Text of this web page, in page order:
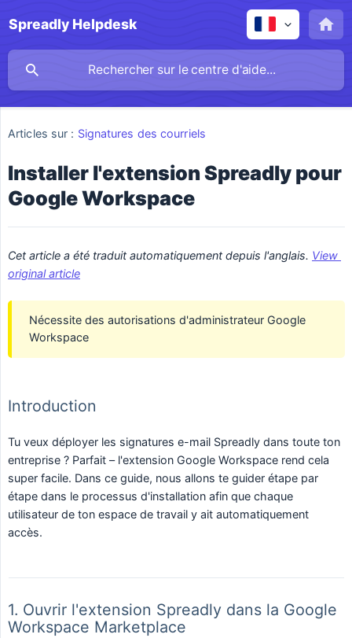
Spreadly Helpdesk
Articles sur : Signatures des courriels
Installer l'extension Spreadly pour
Google Workspace
Cet article a été traduit automatiquement depuis l'anglais. View
original article
Nécessite des autorisations d'administrateur Google
Workspace
Introduction
Tu veux déployer les signatures e-mail Spreadly dans toute ton
entreprise ? Parfait – l'extension Google Workspace rend cela
super facile. Dans ce guide, nous allons te guider étape par
étape dans le processus d'installation afin que chaque
utilisateur de ton espace de travail y ait automatiquement
accès.
1. Ouvrir l'extension Spreadly dans la Google
Workspace Marketplace